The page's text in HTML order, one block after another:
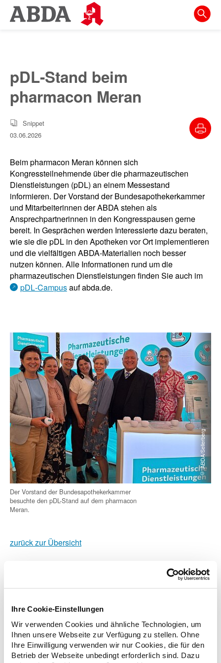
Ihre Cookie-Einstellungen
Wir verwenden Cookies und ähnliche Technologien, um
Ihnen unsere Webseite zur Verfügung zu stellen. Ohne
Ihre Einwilligung verwenden wir nur Cookies, die für den
Betrieb der Webseite unbedingt erforderlich sind. Dazu
Springe
direkt
zur
Meta-
Navigation
zum
Inhalt
zur
Suche
pDL-Stand beim
pharmacon Meran
Snippet
03.06.2026
Beim pharmacon Meran können sich
Kongressteilnehmende über die pharmazeutischen
Dienstleistungen (pDL) an einem Messestand
informieren. Der Vorstand der Bundesapothekerkammer
und Mitarbeiterinnen der ABDA stehen als
Ansprechpartnerinnen in den Kongresspausen gerne
bereit. In Gesprächen werden Interessierte dazu beraten,
wie sie die pDL in den Apotheken vor Ort implementieren
und die vielfältigen ABDA-Materialien noch besser
nutzen können. Alle Informationen rund um die
pharmazeutischen Dienstleistungen finden Sie auch im
pDL‑Campusauf abda.de.
© ABDA/Sellerberg
Der Vorstand der Bundesapothekerkammer
besuchte den pDL-Stand auf dem pharmacon
Meran.
zurück zur Übersicht
Zusatzinformationen
Verwandte Nachrichten